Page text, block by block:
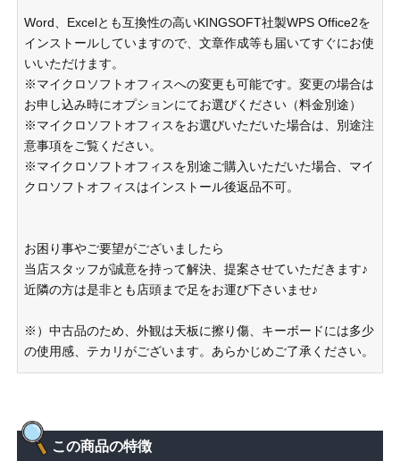
Word、Excelとも互換性の高いKINGSOFT社製WPS Office2を
インストールしていますので、文章作成等も届いてすぐにお使
いいただけます。
※マイクロソフトオフィスへの変更も可能です。変更の場合は
お申し込み時にオプションにてお選びください（料金別途）
※マイクロソフトオフィスをお選びいただいた場合は、別途注
意事項をご覧ください。
※マイクロソフトオフィスを別途ご購入いただいた場合、マイ
クロソフトオフィスはインストール後返品不可。
お困り事やご要望がございましたら
当店スタッフが誠意を持って解決、提案させていただきます♪
近隣の方は是非とも店頭まで足をお運び下さいませ♪
※）中古品のため、外観は天板に擦り傷、キーボードには多少
の使用感、テカリがございます。あらかじめご了承ください。
この商品の特徴